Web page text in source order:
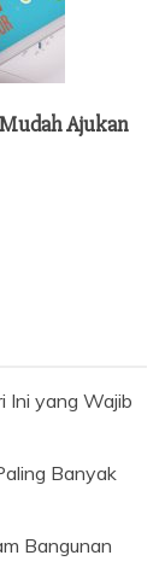
Ajukan
Ini yang Wajib
Banyak
Bangunan